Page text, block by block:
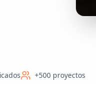
+500 proyectos